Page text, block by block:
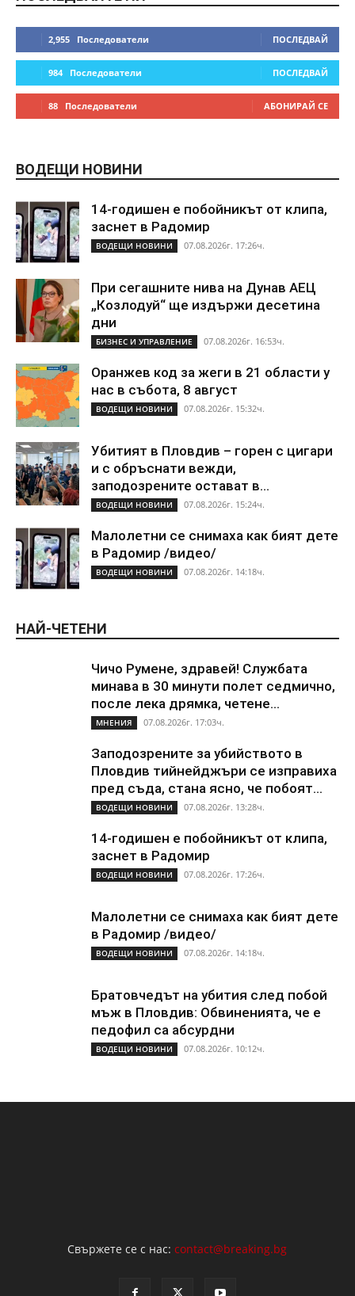
2,955 Последователи ПОСЛЕДВАЙ
984 Последователи ПОСЛЕДВАЙ
88 Последователи АБОНИРАЙ СЕ
ВОДЕЩИ НОВИНИ
14-годишен е побойникът от клипа,
заснет в Радомир
ВОДЕЩИ НОВИНИ 07.08.2026г. 17:26ч.
При сегашните нива на Дунав АЕЦ
„Козлодуй“ ще издържи десетина
дни
БИЗНЕС И УПРАВЛЕНИЕ 07.08.2026г. 16:53ч.
Оранжев код за жеги в 21 области у
нас в събота, 8 август
ВОДЕЩИ НОВИНИ 07.08.2026г. 15:32ч.
Убитият в Пловдив – горен с цигари
и с обръснати вежди,
заподозрените остават в...
ВОДЕЩИ НОВИНИ 07.08.2026г. 15:24ч.
Малолетни се снимаха как бият дете
в Радомир /видео/
ВОДЕЩИ НОВИНИ 07.08.2026г. 14:18ч.
НАЙ-ЧЕТЕНИ
Чичо Румене, здравей! Службата
минава в 30 минути полет седмично,
после лека дрямка, четене...
МНЕНИЯ 07.08.2026г. 17:03ч.
Заподозрените за убийството в
Пловдив тийнейджъри се изправиха
пред съда, стана ясно, че побоят...
ВОДЕЩИ НОВИНИ 07.08.2026г. 13:28ч.
14-годишен е побойникът от клипа,
заснет в Радомир
ВОДЕЩИ НОВИНИ 07.08.2026г. 17:26ч.
Малолетни се снимаха как бият дете
в Радомир /видео/
ВОДЕЩИ НОВИНИ 07.08.2026г. 14:18ч.
Братовчедът на убития след побой
мъж в Пловдив: Обвиненията, че е
педофил са абсурдни
ВОДЕЩИ НОВИНИ 07.08.2026г. 10:12ч.
Свържете се с нас:contact@breaking.bg